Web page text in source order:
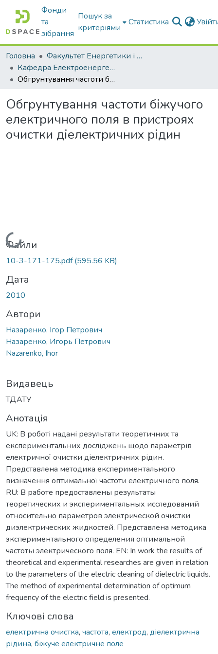
Фонди
та
зібрання
Пошук за
критеріями
Статистика
Головна
Факультет Енергетики і комп'ютерних технологій
Кафедра Електроенергетики і електротехнологій
Обгрунтування частоти біжучого електричного поля в пристроях очистки діелектричних рідин
Обгрунтування частоти біжучого
електричного поля в пристроях
очистки діелектричних рідин
Вантажиться...
Файли
10-3-171-175.pdf(595.56 KB)
Дата
2010
Автори
Назаренко, Ігор Петрович
Назаренко, Игорь Петрович
Nazarenko, Ihor
Видавець
ТДАТУ
Анотація
UK: В роботі надані результати теоретичних та
експериментальних досліджень щодо параметрів
електричної очистки діелектричних рідин.
Представлена методика експериментального
визначення оптимальної частоти електричного поля.
RU: В работе предоставлены результаты
теоретических и экспериментальных исследований
относительно параметров электрической очистки
диэлектрических жидкостей. Представлена методика
экспериментального определения оптимальной
частоты электрического поля. EN: In work the results of
theoretical and experimental researches are given in relation
to the parameters of the electric cleaning of dielectric liquids.
The method of experimental determination of optimum
frequency of the electric field is presented.
Ключові слова
електрична очистка, частота, електрод, діелектрична
рідина, біжуче електричне поле